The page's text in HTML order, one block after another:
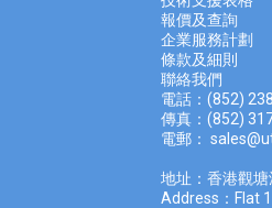
報價及查詢
企業服務計劃
條款及細則
聯絡我們
電話：(852)
傳真：(852)
電郵：
地址：香港觀
Address：Flat